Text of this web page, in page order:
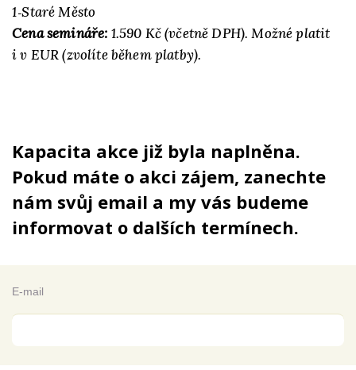
1‑Staré Město
Cena semináře: 1.590 Kč (včetně DPH). Možné platit
i v EUR (zvolíte během platby).
Kapacita akce již byla naplněna.
Pokud máte o akci zájem, zanechte
nám svůj email a my vás budeme
informovat o dalších termínech.
E-mail